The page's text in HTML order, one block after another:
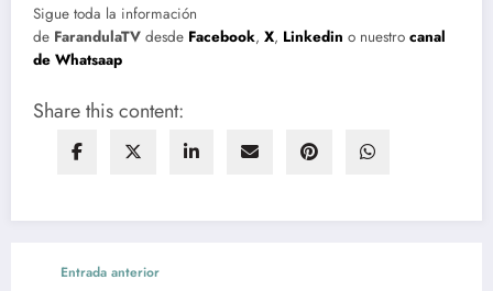
Sigue toda la información
de FarandulaTV desde Facebook, X, Linkedin o nuestro canal
de Whatsaap
Share this content:
Entrada anterior